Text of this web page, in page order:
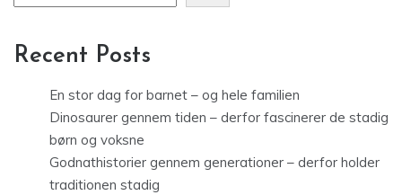
Recent Posts
En stor dag for barnet – og hele familien
Dinosaurer gennem tiden – derfor fascinerer de stadig
børn og voksne
Godnathistorier gennem generationer – derfor holder
traditionen stadig